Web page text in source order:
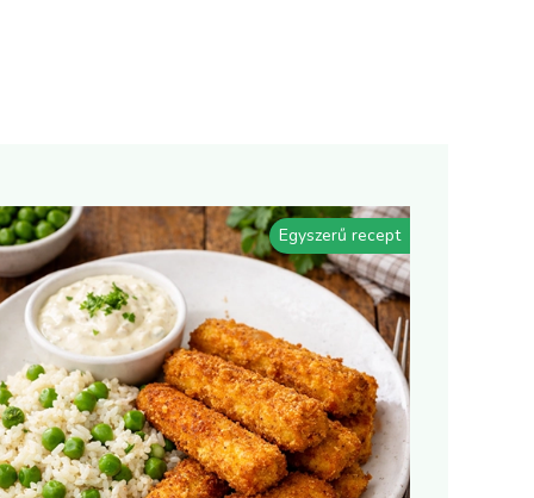
Egyszerű recept